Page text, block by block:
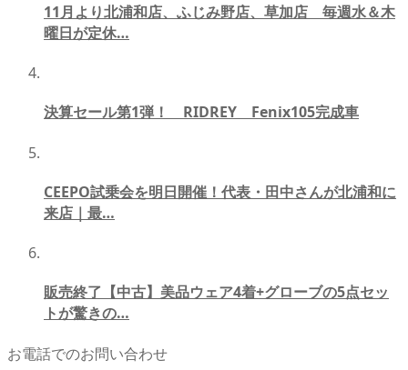
11月より北浦和店、ふじみ野店、草加店 毎週水＆木
曜日が定休…
決算セール第1弾！ RIDREY Fenix105完成車
CEEPO試乗会を明日開催！代表・田中さんが北浦和に
来店｜最…
販売終了【中古】美品ウェア4着+グローブの5点セッ
トが驚きの…
お電話でのお問い合わせ